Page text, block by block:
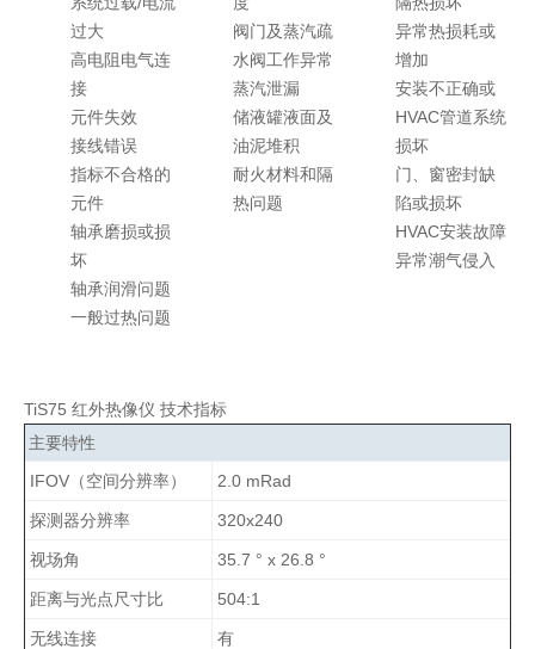
过大
高电阻电气连
接
元件失效
接线错误
指标不合格的
元件
轴承磨损或损
坏
轴承润滑问题
一般过热问题
阀门及蒸汽疏
水阀工作异常
蒸汽泄漏
储液罐液面及
油泥堆积
耐火材料和隔
热问题
异常热损耗或
增加
安装不正确或
HVAC管道系统
损坏
门、窗密封缺
陷或损坏
HVAC安装故障
异常潮气侵入
TiS75 红外热像仪 技术指标
主要特性
IFOV（空间分辨率）
2.0 mRad
探测器分辨率 320x240
视场角 35.7 ° x 26.8 °
距离与光点尺寸比 504:1
无线连接 有